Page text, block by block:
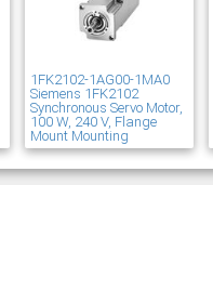
1FK2102-1AG00-1MA0
Siemens 1FK2102
Synchronous Servo Motor,
100 W, 240 V, Flange
Mount Mounting